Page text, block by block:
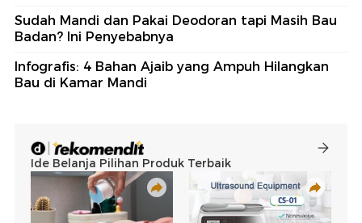
Sudah Mandi dan Pakai Deodoran tapi Masih Bau
Badan? Ini Penyebabnya
Infografis: 4 Bahan Ajaib yang Ampuh Hilangkan
Bau di Kamar Mandi